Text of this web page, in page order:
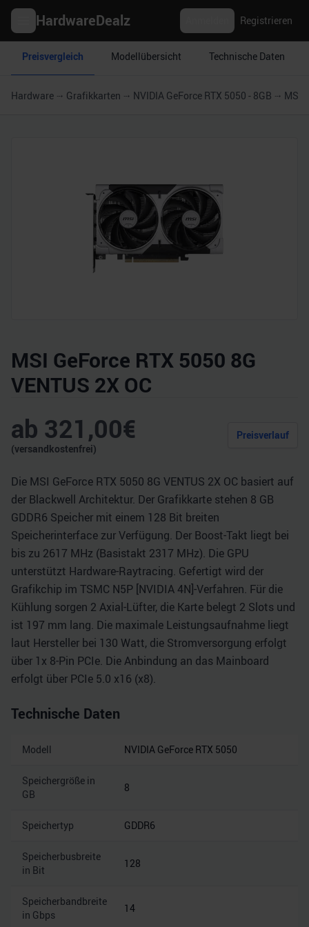
HardwareDealz Registrieren
Preisvergleich Modellübersicht Technische Daten
Hardware Grafikkarten NVIDIA GeForce RTX 5050 - 8GB MSI
MSI GeForce RTX 5050 8G
VENTUS 2X OC
ab 321,00€
(versandkostenfrei)
Preisverlauf
Die MSI GeForce RTX 5050 8G VENTUS 2X OC basiert auf
der Blackwell Architektur. Der Grafikkarte stehen 8 GB
GDDR6 Speicher mit einem 128 Bit breiten
Speicherinterface zur Verfügung. Der Boost-Takt liegt bei
bis zu 2617 MHz (Basistakt 2317 MHz). Die GPU
unterstützt Hardware-Raytracing. Gefertigt wird der
Grafikchip im TSMC N5P [NVIDIA 4N]-Verfahren. Für die
Kühlung sorgen 2 Axial-Lüfter, die Karte belegt 2 Slots und
ist 197 mm lang. Die maximale Leistungsaufnahme liegt
laut Hersteller bei 130 Watt, die Stromversorgung erfolgt
über 1x 8-Pin PCIe. Die Anbindung an das Mainboard
erfolgt über PCIe 5.0 x16 (x8).
Technische Daten
Modell NVIDIA GeForce RTX 5050
Speichergröße in
GB
8
Speichertyp GDDR6
Speicherbusbreite
in Bit
128
Speicherbandbreite
in Gbps
14